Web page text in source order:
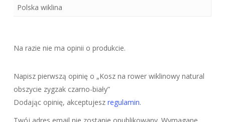
Polska wiklina
Na razie nie ma opinii o produkcie.
Napisz pierwszą opinię o „Kosz na rower wiklinowy natural
obszycie zygzak czarno-biały”
Dodając opinię, akceptujesz regulamin.